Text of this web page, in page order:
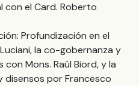
con el Card. Roberto
Profundización en el
la co-gobernanza y
Mons. Raúl Biord, y la
disensos por Francesco